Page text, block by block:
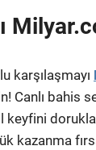
karşılaşmayı
Canlı bahis
kazanma